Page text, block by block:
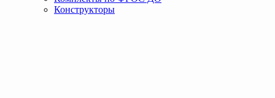
Конструкторы